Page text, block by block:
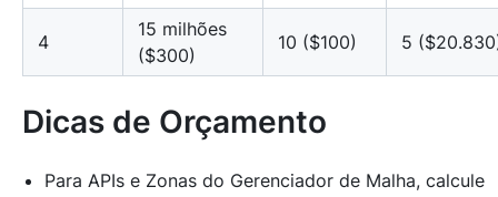
4
15 milhões
($300)
10 ($100) 5
Dicas de Orçamento
Para APIs e Zonas do Gerenciador de Malha, calcule